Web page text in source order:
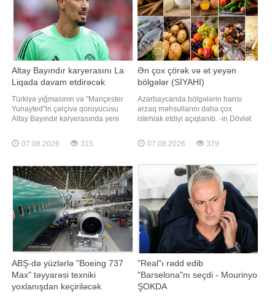
Altay Bayındır karyerasını La
Liqada davam etdirəcək
Türkiyə yığmasının və "Mançester
Yunayted"in çərçivə qoruyucusu
Altay Bayındır karyerasında yeni
qapıçı İspaniyanın "Selta" klubu ilə
razılığa gəlib. 28 yaşlı qolkiper La
əsasında forma geyinəcək. Tərəflər
arasınd
07.08.2026 315
Ən çox çörək və ət yeyən
bölgələr (SİYAHI)
Azərbaycanda bölgələrin hansı
ərzaq məhsullarını daha çox
istehlak etdiyi açıqlanıb. -ın Dövlət
məlumata görə, son dövrlər iqtisadi
rayonlar üzrə qida məhsullarının
fərqlər müşahidə olunub. Belə ki,
çörək və çörək məhsullarının (una
çevirməklə
07.08.2026 379
ABŞ-də yüzlərlə "Boeing 737
Max" təyyarəsi texniki
yoxlanışdan keçiriləcək
"Real"ı rədd edib
"Barselona"nı seçdi - Mourinyo
ŞOKDA